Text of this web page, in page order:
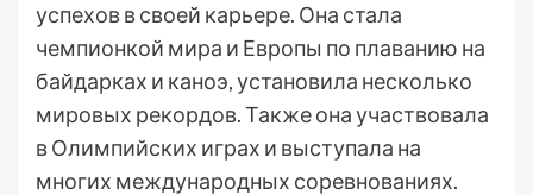
успехов в своей карьере. Она стала
чемпионкой мира и Европы по плаванию на
байдарках и каноэ, установила несколько
мировых рекордов. Также она участвовала
в Олимпийских играх и выступала на
многих международных соревнованиях.